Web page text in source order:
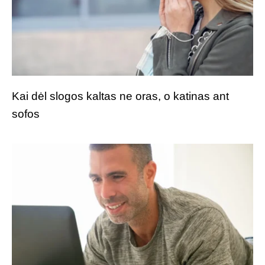
Kai dėl slogos kaltas ne oras, o katinas ant
sofos